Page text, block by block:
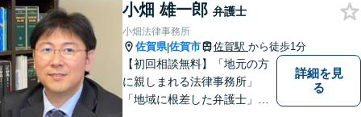
小畑 雄一郎 弁護士
小畑法律事務所
佐賀県|佐賀市 佐賀駅 から徒歩1分
【初回相談無料】「地元の方
に親しまれる法律事務所」
「地域に根差した弁護士」を
詳細を見
る